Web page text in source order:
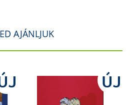
AJÁNLJUK
ÚJ